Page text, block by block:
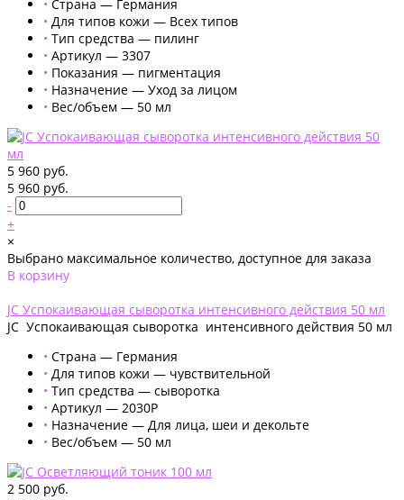
• Страна — Германия
• Для типов кожи — Всех типов
• Тип средства — пилинг
• Артикул — 3307
• Показания — пигментация
• Назначение — Уход за лицом
• Вес/объем — 50 мл
5 960 руб.
5 960 руб.
-
+
×
Выбрано максимальное количество, доступное для заказа
В корзину
JС Успокаивающая сыворотка интенсивного действия 50 мл
JС Успокаивающая сыворотка интенсивного действия 50 мл
• Страна — Германия
• Для типов кожи — чувствительной
• Тип средства — сыворотка
• Артикул — 2030Р
• Назначение — Для лица, шеи и декольте
• Вес/объем — 50 мл
2 500 руб.